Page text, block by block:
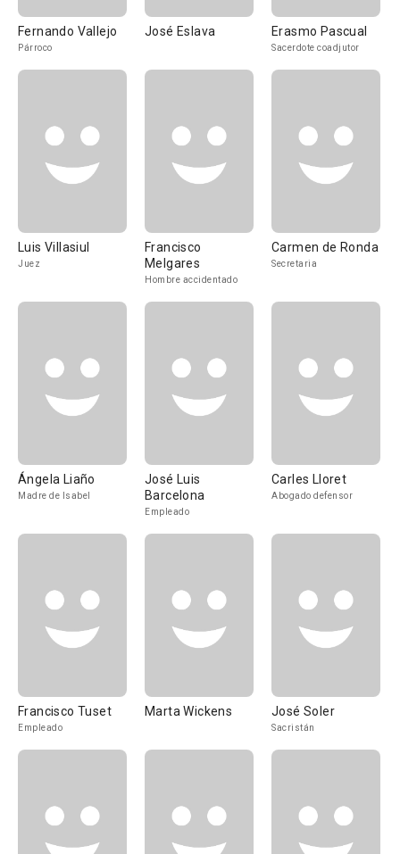
Fernando Vallejo
Párroco
José Eslava Erasmo Pascual
Sacerdote coadjutor
Luis Villasiul
Juez
Francisco
Melgares
Hombre accidentado
Carmen de Ronda
Secretaria
Ángela Liaño
Madre de Isabel
José Luis
Barcelona
Empleado
Carles Lloret
Abogado defensor
Francisco Tuset
Empleado
Marta Wickens José Soler
Sacristán